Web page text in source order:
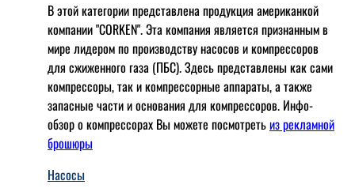
В этой категории представлена продукция американкой
компании "CORKEN". Эта компания является признанным в
мире лидером по производству насосов и компрессоров
для сжиженного газа (ПБС). Здесь представлены как сами
компрессоры, так и компрессорные аппараты, а также
запасные части и основания для компрессоров. Инфо-
обзор о компрессорах Вы можете посмотретьиз рекламной
брошюры
Насосы